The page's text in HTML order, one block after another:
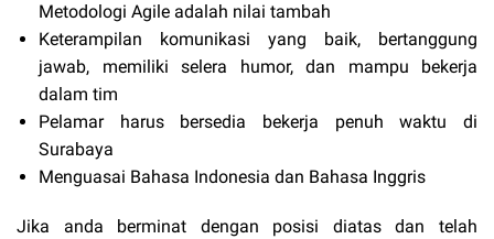
Metodologi Agile adalah nilai tambah
Keterampilan komunikasi yang baik, bertanggung
jawab, memiliki selera humor, dan mampu bekerja
dalam tim
Pelamar harus bersedia bekerja penuh waktu di
Surabaya
Menguasai Bahasa Indonesia dan Bahasa Inggris
Jika anda berminat dengan posisi diatas dan telah